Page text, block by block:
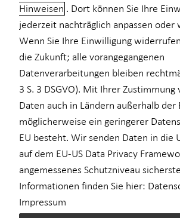
70563 Stuttgart
Erlaubnis nach § 34d GewO​
Aufsichtsbehörde:
Industrie- und Handelskammer (IHK)
Jägerstraße 30
70174 Stuttgart
Registrierungsnummer: D-5TRO-MMF5B-19
Registrierungs-Nr.: einsehbar unter
Berufsbezeichnung: Versicherungsvertreter
Hinweisen . Dort können Sie Ihre
jederzeit nachträglich anpassen oder
Wenn Sie Ihre Einwilligung
die Zukunft; alle vorangegangenen
Datenverarbeitungen bleiben
3 S. 3 DSGVO). Mit Ihrer
Daten auch in Ländern außerhalb der
möglicherweise ein geringerer
EU besteht. Wir senden Daten in die
auf dem EU-US Data Privacy
angemessenes Schutzniveau
Informationen finden Sie hier:
Impressum